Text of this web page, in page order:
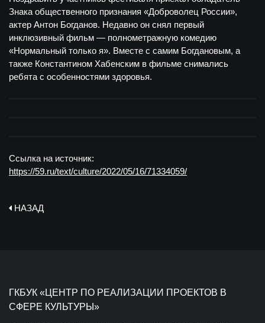
Знака общественного признания «Доброволец России»,
актер Антон Богданов. Недавно он снял первый
инклюзивный фильм — полнометражную комедию
«Нормальный только я». Вместе с самим Богдановым, а
также Константином Хабенским в фильме снимались
ребята с особенностями здоровья.
Ссылка на источник:
https://59.ru/text/culture/2022/05/16/71334059/
НАЗАД
ГКБУК «ЦЕНТР ПО РЕАЛИЗАЦИИ ПРОЕКТОВ В
СФЕРЕ КУЛЬТУРЫ»